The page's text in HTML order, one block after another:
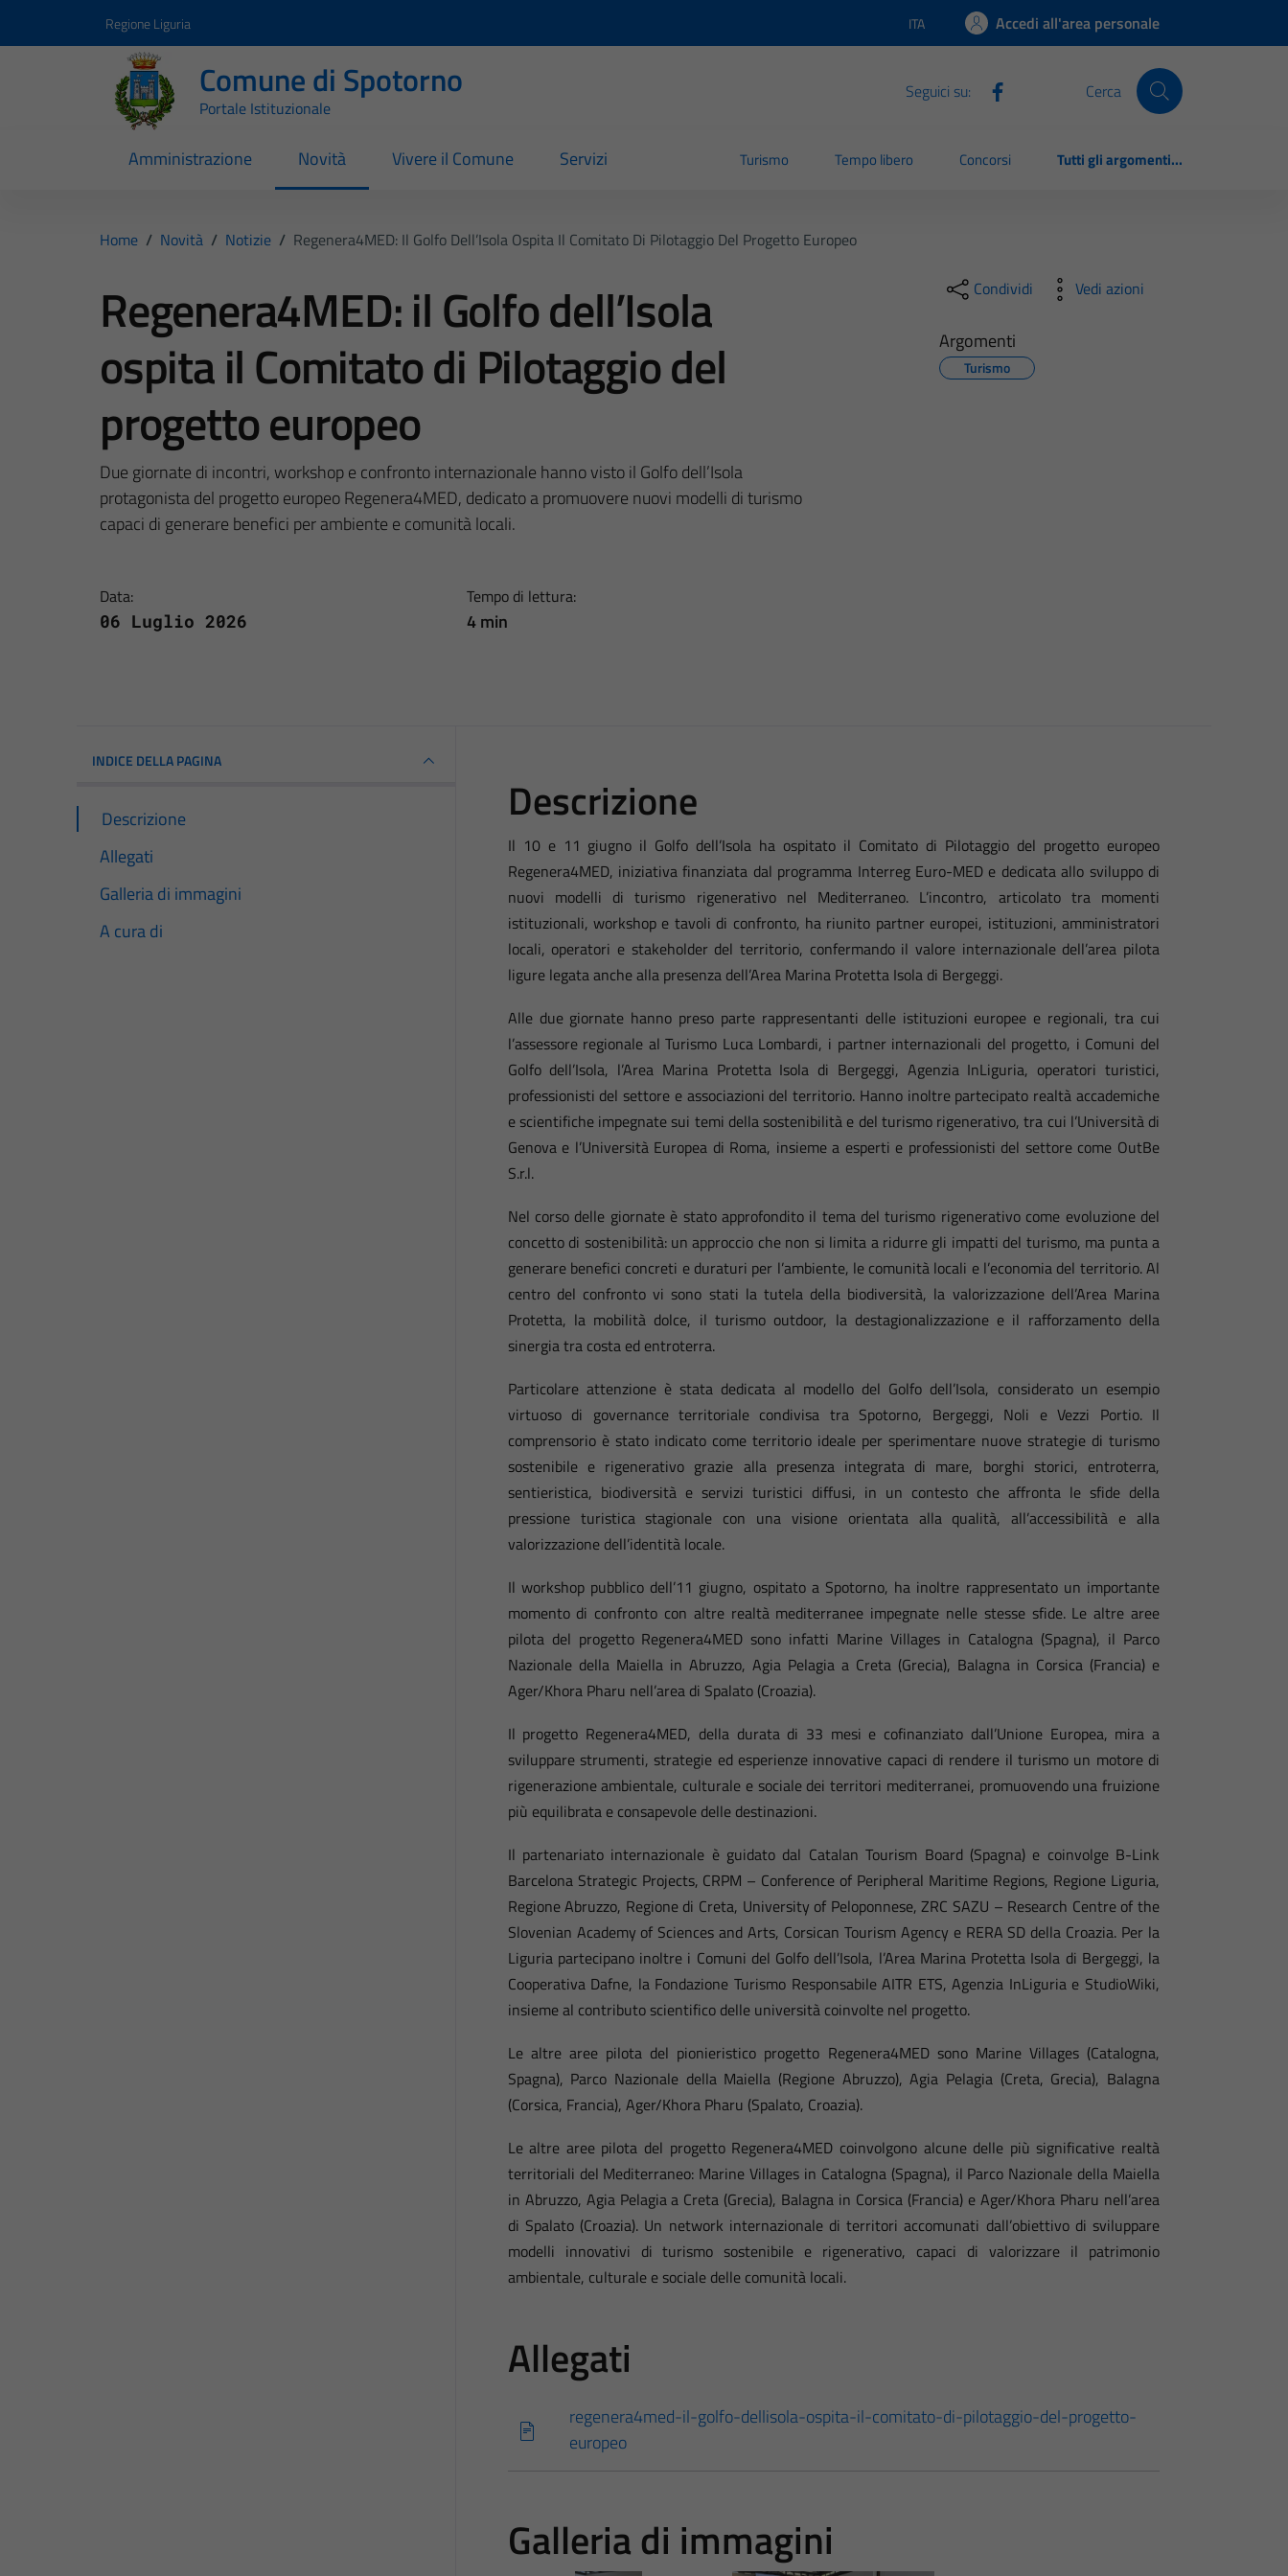
Regione Liguria Lingua attiva:
ITA Accedi all'area personale
Comune di Spotorno
Portale Istituzionale
Seguici su: Cerca
Amministrazione Novità Vivere il Comune Servizi Turismo Tempo libero Concorsi Tutti gli argomenti...
Home / Novità / Notizie / Regenera4MED: Il Golfo Dell’Isola Ospita Il Comitato Di Pilotaggio Del Progetto Europeo
Regenera4MED: il Golfo dell’Isola
ospita il Comitato di Pilotaggio del
progetto europeo
Due giornate di incontri, workshop e confronto internazionale hanno visto il Golfo dell’Isola
protagonista del progetto europeo Regenera4MED, dedicato a promuovere nuovi modelli di turismo
capaci di generare benefici per ambiente e comunità locali.
Data:
06 Luglio 2026
Tempo di lettura:
4 min
Condividi Vedi azioni
Argomenti
Turismo
INDICE DELLA PAGINA
Descrizione
Allegati
Galleria di immagini
A cura di
Descrizione
Il 10 e 11 giugno il Golfo dell’Isola ha ospitato il Comitato di Pilotaggio del progetto europeo
Regenera4MED, iniziativa finanziata dal programma Interreg Euro-MED e dedicata allo sviluppo di
nuovi modelli di turismo rigenerativo nel Mediterraneo. L’incontro, articolato tra momenti
istituzionali, workshop e tavoli di confronto, ha riunito partner europei, istituzioni, amministratori
locali, operatori e stakeholder del territorio, confermando il valore internazionale dell’area pilota
ligure legata anche alla presenza dell’Area Marina Protetta Isola di Bergeggi.
Alle due giornate hanno preso parte rappresentanti delle istituzioni europee e regionali, tra cui
l’assessore regionale al Turismo Luca Lombardi, i partner internazionali del progetto, i Comuni del
Golfo dell’Isola, l’Area Marina Protetta Isola di Bergeggi, Agenzia InLiguria, operatori turistici,
professionisti del settore e associazioni del territorio. Hanno inoltre partecipato realtà accademiche
e scientifiche impegnate sui temi della sostenibilità e del turismo rigenerativo, tra cui l’Università di
Genova e l’Università Europea di Roma, insieme a esperti e professionisti del settore come OutBe
S.r.l.
Nel corso delle giornate è stato approfondito il tema del turismo rigenerativo come evoluzione del
concetto di sostenibilità: un approccio che non si limita a ridurre gli impatti del turismo, ma punta a
generare benefici concreti e duraturi per l’ambiente, le comunità locali e l’economia del territorio. Al
centro del confronto vi sono stati la tutela della biodiversità, la valorizzazione dell’Area Marina
Protetta, la mobilità dolce, il turismo outdoor, la destagionalizzazione e il rafforzamento della
sinergia tra costa ed entroterra.
Particolare attenzione è stata dedicata al modello del Golfo dell’Isola, considerato un esempio
virtuoso di governance territoriale condivisa tra Spotorno, Bergeggi, Noli e Vezzi Portio. Il
comprensorio è stato indicato come territorio ideale per sperimentare nuove strategie di turismo
sostenibile e rigenerativo grazie alla presenza integrata di mare, borghi storici, entroterra,
sentieristica, biodiversità e servizi turistici diffusi, in un contesto che affronta le sfide della
pressione turistica stagionale con una visione orientata alla qualità, all’accessibilità e alla
valorizzazione dell’identità locale.
Il workshop pubblico dell’11 giugno, ospitato a Spotorno, ha inoltre rappresentato un importante
momento di confronto con altre realtà mediterranee impegnate nelle stesse sfide. Le altre aree
pilota del progetto Regenera4MED sono infatti Marine Villages in Catalogna (Spagna), il Parco
Nazionale della Maiella in Abruzzo, Agia Pelagia a Creta (Grecia), Balagna in Corsica (Francia) e
Ager/Khora Pharu nell’area di Spalato (Croazia).
Il progetto Regenera4MED, della durata di 33 mesi e cofinanziato dall’Unione Europea, mira a
sviluppare strumenti, strategie ed esperienze innovative capaci di rendere il turismo un motore di
rigenerazione ambientale, culturale e sociale dei territori mediterranei, promuovendo una fruizione
più equilibrata e consapevole delle destinazioni.
Il partenariato internazionale è guidato dal Catalan Tourism Board (Spagna) e coinvolge B-Link
Barcelona Strategic Projects, CRPM – Conference of Peripheral Maritime Regions, Regione Liguria,
Regione Abruzzo, Regione di Creta, University of Peloponnese, ZRC SAZU – Research Centre of the
Slovenian Academy of Sciences and Arts, Corsican Tourism Agency e RERA SD della Croazia. Per la
Liguria partecipano inoltre i Comuni del Golfo dell’Isola, l’Area Marina Protetta Isola di Bergeggi, la
Cooperativa Dafne, la Fondazione Turismo Responsabile AITR ETS, Agenzia InLiguria e StudioWiki,
insieme al contributo scientifico delle università coinvolte nel progetto.
Le altre aree pilota del pionieristico progetto Regenera4MED sono Marine Villages (Catalogna,
Spagna), Parco Nazionale della Maiella (Regione Abruzzo), Agia Pelagia (Creta, Grecia), Balagna
(Corsica, Francia), Ager/Khora Pharu (Spalato, Croazia).
Le altre aree pilota del progetto Regenera4MED coinvolgono alcune delle più significative realtà
territoriali del Mediterraneo: Marine Villages in Catalogna (Spagna), il Parco Nazionale della Maiella
in Abruzzo, Agia Pelagia a Creta (Grecia), Balagna in Corsica (Francia) e Ager/Khora Pharu nell’area
di Spalato (Croazia). Un network internazionale di territori accomunati dall’obiettivo di sviluppare
modelli innovativi di turismo sostenibile e rigenerativo, capaci di valorizzare il patrimonio
ambientale, culturale e sociale delle comunità locali.
Allegati
regenera4med-il-golfo-dellisola-ospita-il-comitato-di-pilotaggio-del-progetto-
europeo
Galleria di immagini